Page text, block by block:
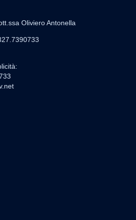
Oliviero Antonella